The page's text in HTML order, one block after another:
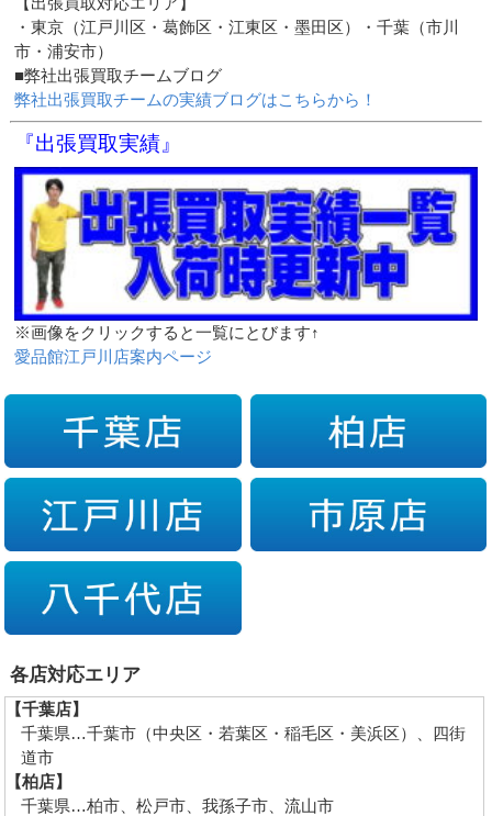
・東京（江戸川区・葛飾区・江東区・墨田区）・千葉（市川
市・浦安市）
■弊社出張買取チームブログ
弊社出張買取チームの実績ブログはこちらから！
『出張買取実績』
※画像をクリックすると一覧にとびます↑
愛品館江戸川店案内ページ
各店対応エリア
【千葉店】
千葉県…千葉市（中央区・若葉区・稲毛区・美浜区）、四街
道市
【柏店】
千葉県…柏市、松戸市、我孫子市、流山市